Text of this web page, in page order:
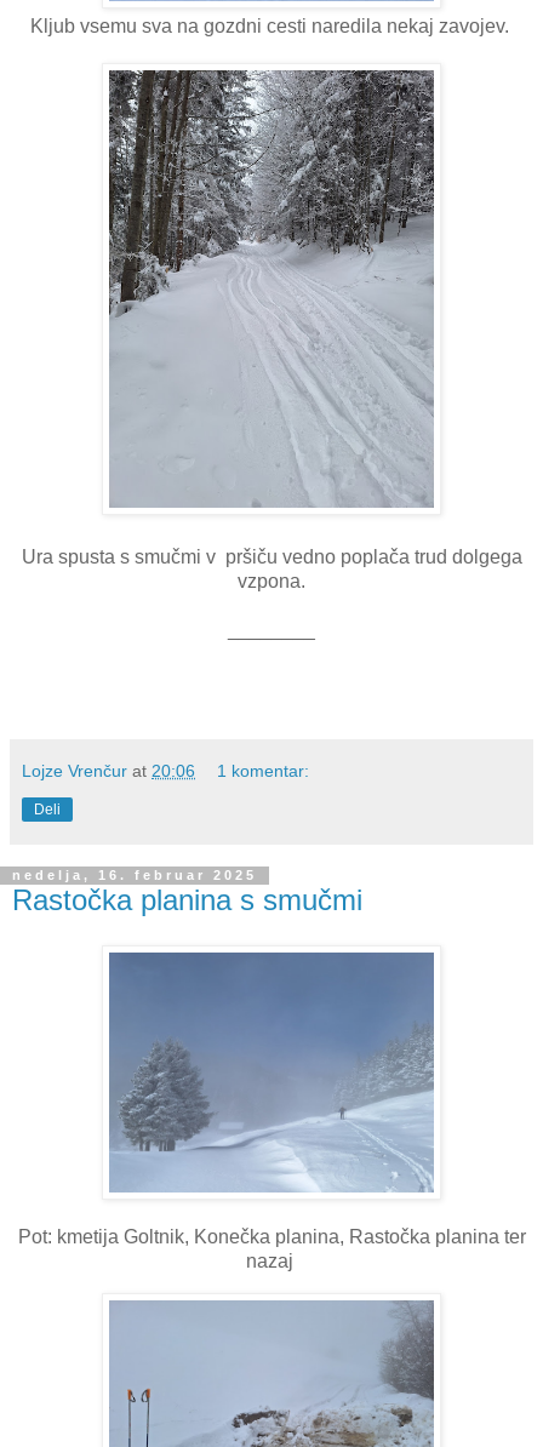
Kljub vsemu sva na gozdni cesti naredila nekaj zavojev.
Ura spusta s smučmi v pršiču vedno poplača trud dolgega
vzpona.
Lojze Vrenčur at 20:06 1 komentar:
Deli
nedelja, 16. februar 2025
Rastočka planina s smučmi
Pot: kmetija Goltnik, Konečka planina, Rastočka planina ter
nazaj